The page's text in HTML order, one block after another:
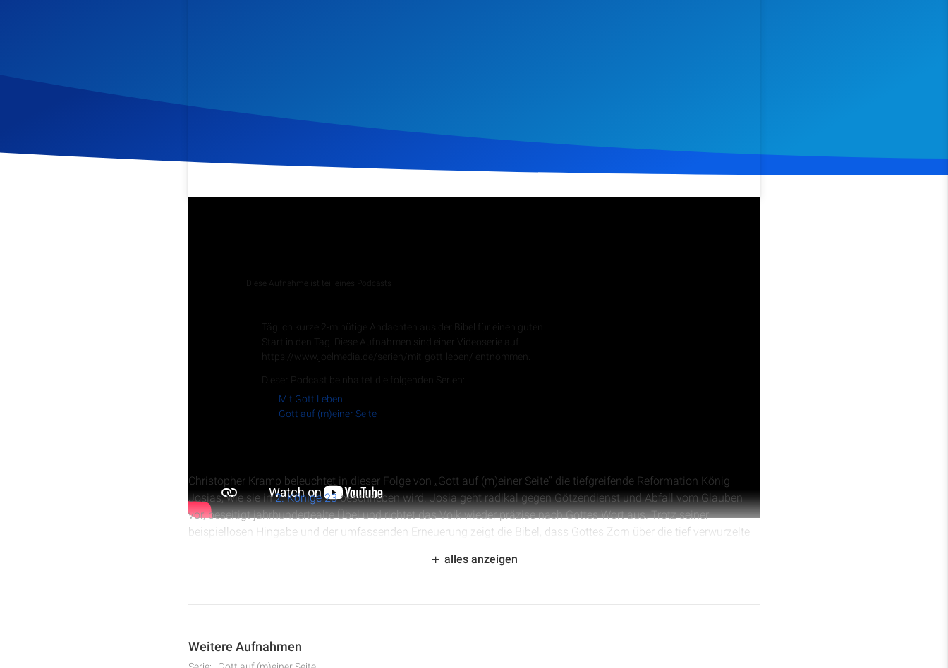
Diese Aufnahme ist teil eines Podcasts
Täglich kurze 2-minütige Andachten aus der Bibel für einen guten
Start in den Tag. Diese Aufnahmen sind einer Videoserie auf
https://www.joelmedia.de/serien/mit-gott-leben/ entnommen.
Dieser Podcast beinhaltet die folgenden Serien:
Mit Gott Leben
Gott auf (m)einer Seite
Christopher Kramp beleuchtet in dieser Folge von „Gott auf (m)einer Seite“ die tiefgreifende Reformation König
Josias, wie sie in2. Könige 23beschrieben wird. Josia geht radikal gegen Götzendienst und Abfall vom Glauben
vor, beseitigt jahrhundertealte Übel und richtet das Volk wieder präzise nach Gottes Wort aus. Trotz seiner
beispiellosen Hingabe und der umfassenden Erneuerung zeigt die Bibel, dass Gottes Zorn über die tief verwurzelte
alles anzeigen
Weitere Aufnahmen